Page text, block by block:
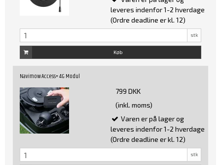
leveres indenfor 1-2 hverdage
(Ordre deadline er kl. 12)
stk
Køb
Navimow Access+ 4G Modul
799 DKK
(inkl. moms)
Varen er på lager og
leveres indenfor 1-2 hverdage
(Ordre deadline er kl. 12)
stk